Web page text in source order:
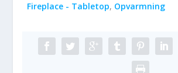
Fireplace - Tabletop, Opvarmning